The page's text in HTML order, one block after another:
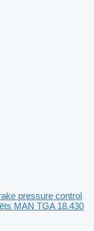
pressure control
MAN TGA 18.430